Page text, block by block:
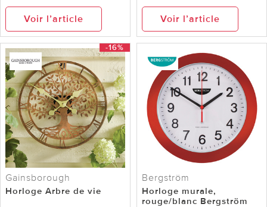
Voir l’article Voir l’article
-16%
Gainsborough
Horloge Arbre de vie
Bergström
Horloge murale,
rouge/blanc Bergström